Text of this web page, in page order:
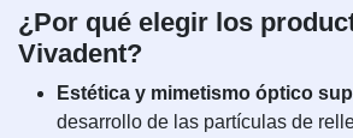
¿Por qué elegir los
Vivadent?
Estética y mimetismo óptico
desarrollo de las partículas de